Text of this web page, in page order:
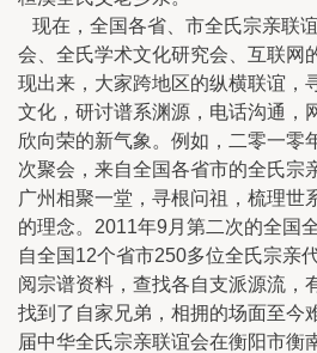
现在，全国各省、市全氏宗亲联
会、全氏学术文化研究会、互联网
现出来，大家跨地区的纵横联谊，
文化，研讨谱系渊源，电话沟通，
欣向荣的新气象。例如，二零一零
次聚会，来自全国各省市的全氏宗
广州相聚一堂，寻根问祖，梳理世
的理念。2011年9月第二次的全国
自全国12个省市250多位全氏宗亲
阅宗谱资料，查找各自支派源流，
找到了自家兄弟，相拥的场面至今
届中华全氏宗亲联谊会在衡阳市衡